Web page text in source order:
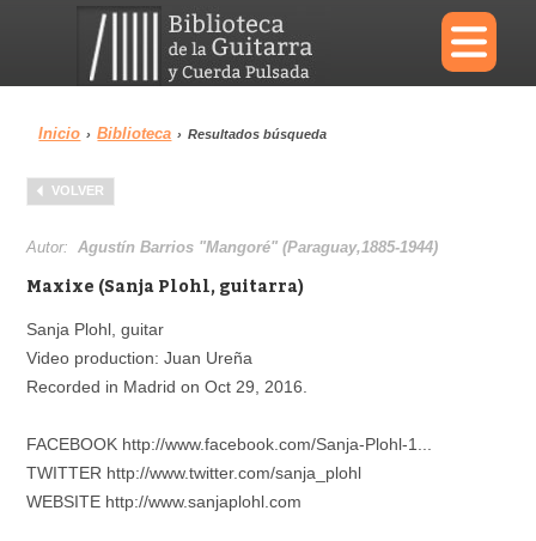
×
Menu
Biblioteca Diccionario
Área personal
Inicio › Biblioteca › Resultados búsqueda
VOLVER
Autor:Agustín Barrios "Mangoré" (Paraguay,1885-1944)
Maxixe (Sanja Plohl, guitarra)
Sanja Plohl, guitar
Video production: Juan Ureña
Recorded in Madrid on Oct 29, 2016.
FACEBOOK http://www.facebook.com/Sanja-Plohl-1...
TWITTER http://www.twitter.com/sanja_plohl
WEBSITE http://www.sanjaplohl.com